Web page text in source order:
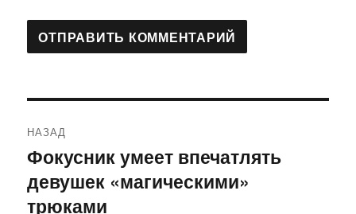
по
записям
НАЗАД
Предыдущая
запись:
Фокусник умеет впечатлять
девушек «магическими»
трюками